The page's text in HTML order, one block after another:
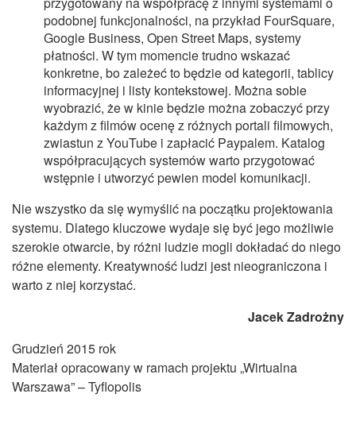
podobnej funkcjonalności, na przykład FourSquare,
Google Business, Open Street Maps, systemy
płatności. W tym momencie trudno wskazać
konkretne, bo zależeć to będzie od kategorii, tablicy
informacyjnej i listy kontekstowej. Można sobie
wyobrazić, że w kinie będzie można zobaczyć przy
każdym z filmów ocenę z różnych portali filmowych,
zwiastun z YouTube i zapłacić Paypalem. Katalog
współpracujących systemów warto przygotować
wstępnie i utworzyć pewien model komunikacji.
Nie wszystko da się wymyślić na początku projektowania
systemu. Dlatego kluczowe wydaje się być jego możliwie
szerokie otwarcie, by różni ludzie mogli dokładać do niego
różne elementy. Kreatywność ludzi jest nieograniczona i
warto z niej korzystać.
Jacek Zadrożny
Grudzień 2015 rok
Materiał opracowany w ramach projektu „Wirtualna
Warszawa” – Tyflopolis